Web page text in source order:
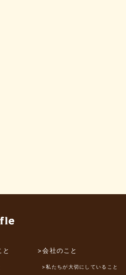
>会社のこと
>私たちが大切にしていること